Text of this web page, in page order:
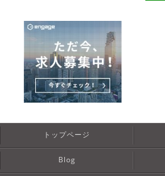
トップページ
Blog